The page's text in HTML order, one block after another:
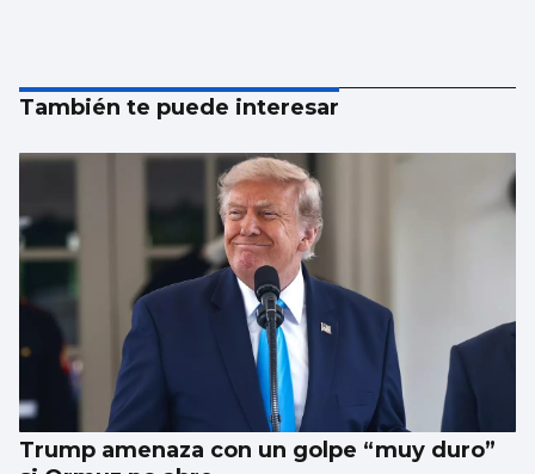
También te puede interesar
Trump amenaza con un golpe “muy duro”